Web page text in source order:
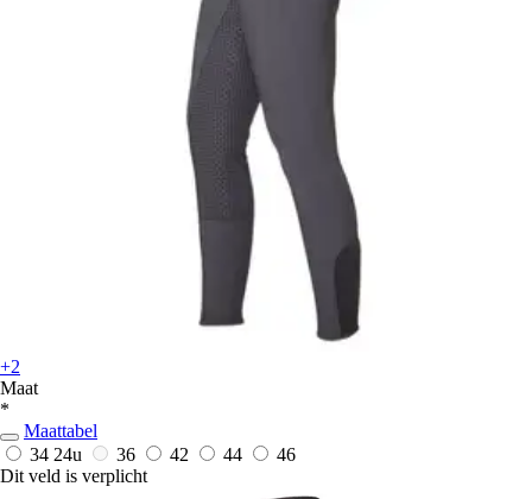
+2
Maat
*
Maattabel
34 24u 36 42 44
46
Dit veld is verplicht